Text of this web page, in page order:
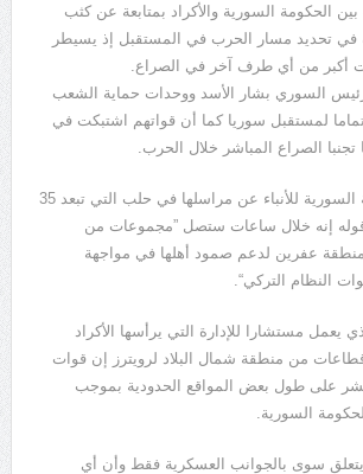
الحكومة السورية والأكراد بمتابعة عن كثب
في تحديد مسار الحرب في المستقبل إذ يسيطر
أكبر من أي طرف آخر في الصراع.
السوري بشار الأسد ووحدات حماية الشعب
لمستقبل سوريا كما أن قواتهم اشتبكت في
تجنبا الصراع المباشر خلال الحرب.
ونقلت الوكالة العربية السورية للأنباء عن مراسلها في حلب التي تبعد 35
إنه خلال ساعات ستصل ”مجموعات من
منطقة عفرين لدعم صمود أهلها في مواجهة
النظام التركي“.
يعمل مستشارا للإدارة التي يرأسها الأكراد
من منطقة شمال البلاد لرويترز إن قوات
على طول بعض المواقع الحدودية بموجب
السورية.
يتعلق سوى بالجوانب العسكرية فقط وأن أي